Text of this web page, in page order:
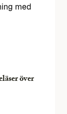
med
över